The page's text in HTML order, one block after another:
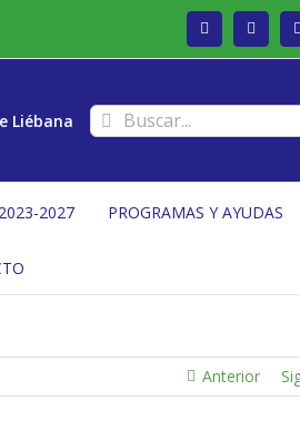
Facebook Twitter
Liébana Buscar:
2027 PROGRAMAS Y AYUDAS
Anterior